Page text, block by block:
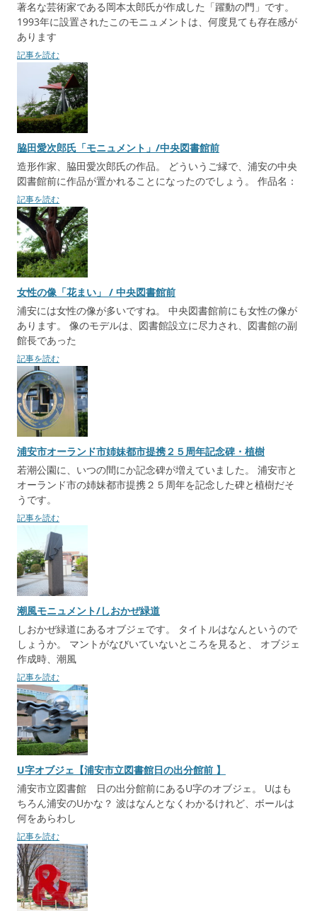
著名な芸術家である岡本太郎氏が作成した「躍動の門」です。
1993年に設置されたこのモニュメントは、何度見ても存在感が
あります
記事を読む
脇田愛次郎氏「モニュメント」/中央図書館前
造形作家、脇田愛次郎氏の作品。 どういうご縁で、浦安の中央
図書館前に作品が置かれることになったのでしょう。 作品名：
記事を読む
女性の像「花まい」 / 中央図書館前
浦安には女性の像が多いですね。 中央図書館前にも女性の像が
あります。 像のモデルは、図書館設立に尽力され、図書館の副
館長であった
記事を読む
浦安市オーランド市姉妹都市提携２５周年記念碑・植樹
若潮公園に、いつの間にか記念碑が増えていました。 浦安市と
オーランド市の姉妹都市提携２５周年を記念した碑と植樹だそ
うです。
記事を読む
潮風モニュメント/しおかぜ緑道
しおかぜ緑道にあるオブジェです。 タイトルはなんというので
しょうか。 マントがなびいていないところを見ると、 オブジェ
作成時、潮風
記事を読む
U字オブジェ【浦安市立図書館日の出分館前 】
浦安市立図書館 日の出分館前にあるU字のオブジェ。 Uはも
ちろん浦安のUかな？ 波はなんとなくわかるけれど、ボールは
何をあらわし
記事を読む